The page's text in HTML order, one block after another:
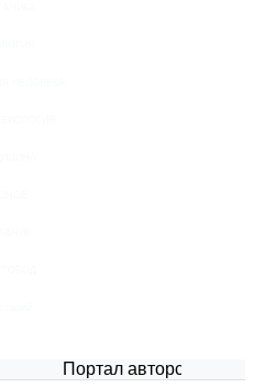
Портал авторских материалов